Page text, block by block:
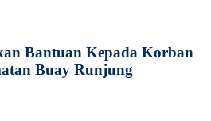
Bantuan Kepada Korban
Buay Runjung